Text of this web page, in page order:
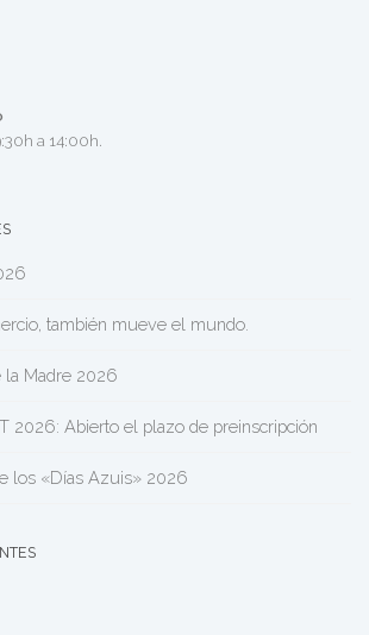
a 14:00h.
también mueve el mundo.
la Madre 2026
2026: Abierto el plazo de preinscripción
los «Días Azuis» 2026